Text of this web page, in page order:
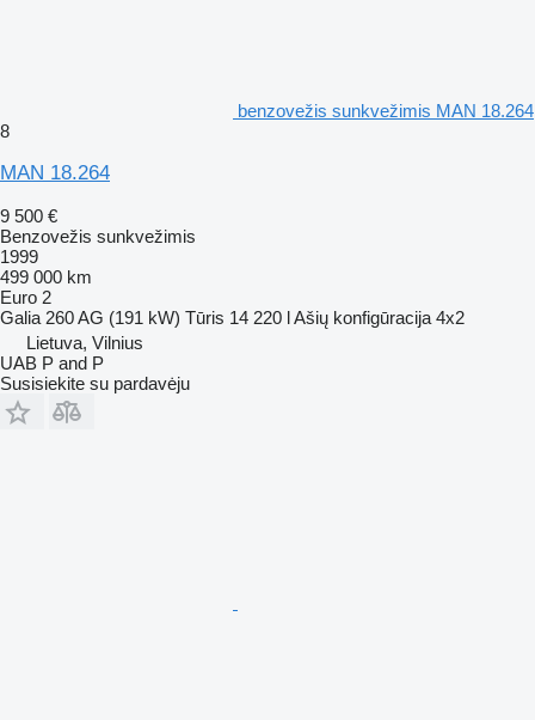
benzovežis sunkvežimis MAN 18.264
8
MAN 18.264
9 500 €
Benzovežis sunkvežimis
1999
499 000 km
Euro 2
Galia 260 AG (191 kW) Tūris 14 220 lAšių konfigūracija 4x2
Lietuva, Vilnius
UAB P and P
Susisiekite su pardavėju